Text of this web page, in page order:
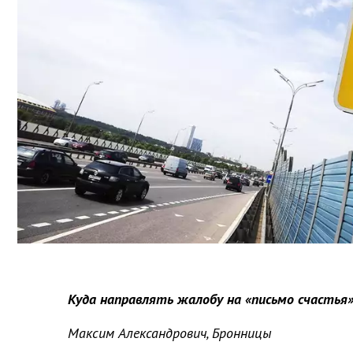
Куда направлять жалобу на «письмо
Максим Александрович, Бронницы